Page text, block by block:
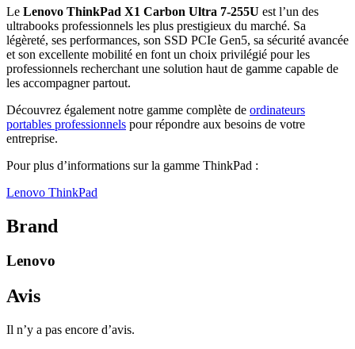
Le Lenovo ThinkPad X1 Carbon Ultra 7-255U est l’un des
ultrabooks professionnels les plus prestigieux du marché. Sa
légèreté, ses performances, son SSD PCIe Gen5, sa sécurité avancée
et son excellente mobilité en font un choix privilégié pour les
professionnels recherchant une solution haut de gamme capable de
les accompagner partout.
Découvrez également notre gamme complète de ordinateurs
portables professionnels pour répondre aux besoins de votre
entreprise.
Pour plus d’informations sur la gamme ThinkPad :
Lenovo ThinkPad
Brand
Lenovo
Avis
Il n’y a pas encore d’avis.